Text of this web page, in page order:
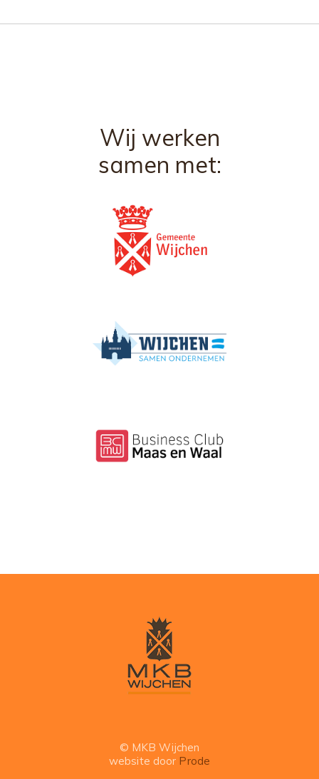
Wij werken
samen met:
© MKB Wijchen
website door Prode